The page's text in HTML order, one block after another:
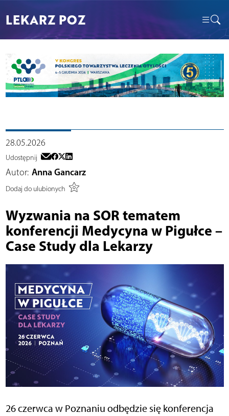
LEKARZ POZ
28.05.2026
Udostępnij
Autor: Anna Gancarz
Dodaj do ulubionych
Wyzwania na SOR tematem
konferencji Medycyna w Pigułce –
Case Study dla Lekarzy
26 czerwca w Poznaniu odbędzie się konferencja